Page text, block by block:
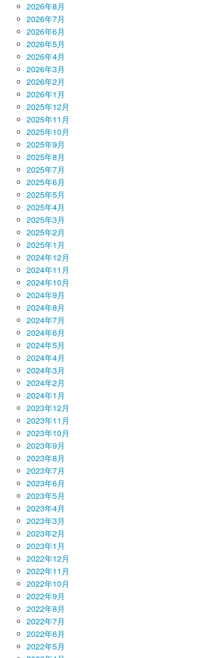
2026年8月
2026年7月
2026年6月
2026年5月
2026年4月
2026年3月
2026年2月
2026年1月
2025年12月
2025年11月
2025年10月
2025年9月
2025年8月
2025年7月
2025年6月
2025年5月
2025年4月
2025年3月
2025年2月
2025年1月
2024年12月
2024年11月
2024年10月
2024年9月
2024年8月
2024年7月
2024年6月
2024年5月
2024年4月
2024年3月
2024年2月
2024年1月
2023年12月
2023年11月
2023年10月
2023年9月
2023年8月
2023年7月
2023年6月
2023年5月
2023年4月
2023年3月
2023年2月
2023年1月
2022年12月
2022年11月
2022年10月
2022年9月
2022年8月
2022年7月
2022年6月
2022年5月